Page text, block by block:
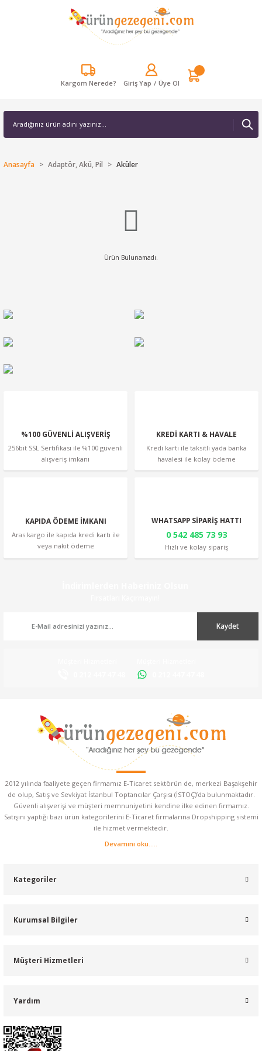
Kargom Nerede? Giriş Yap / Üye Ol
Anasayfa Adaptör, Akü, Pil Aküler
Ürün Bulunamadı.
%100 GÜVENLİ ALIŞVERİŞ
256bit SSL Sertifikası ile %100 güvenli
alışveriş imkanı
KREDİ KARTI & HAVALE
Kredi kartı ile taksitli yada banka
havalesi ile kolay ödeme
KAPIDA ÖDEME İMKANI
Aras kargo ile kapıda kredi kartı ile
veya nakit ödeme
WHATSAPP SİPARİŞ HATTI
0 542 485 73 93
Hızlı ve kolay sipariş
Kaydet
2012 yılında faaliyete geçen firmamız E-Ticaret sektörün de, merkezi Başakşehir
de olup, Satış ve Sevkiyat İstanbul Toptancılar Çarşısı (İSTOÇ)’da bulunmaktadır.
Güvenli alışverişi ve müşteri memnuniyetini kendine ilke edinen firmamız.
Satışını yaptığı bazı ürün kategorilerini E-Ticaret firmalarına Dropshipping sistemi
ile hizmet vermektedir.
Devamını oku.....
Kategoriler
Kurumsal Bilgiler
Müşteri Hizmetleri
Yardım